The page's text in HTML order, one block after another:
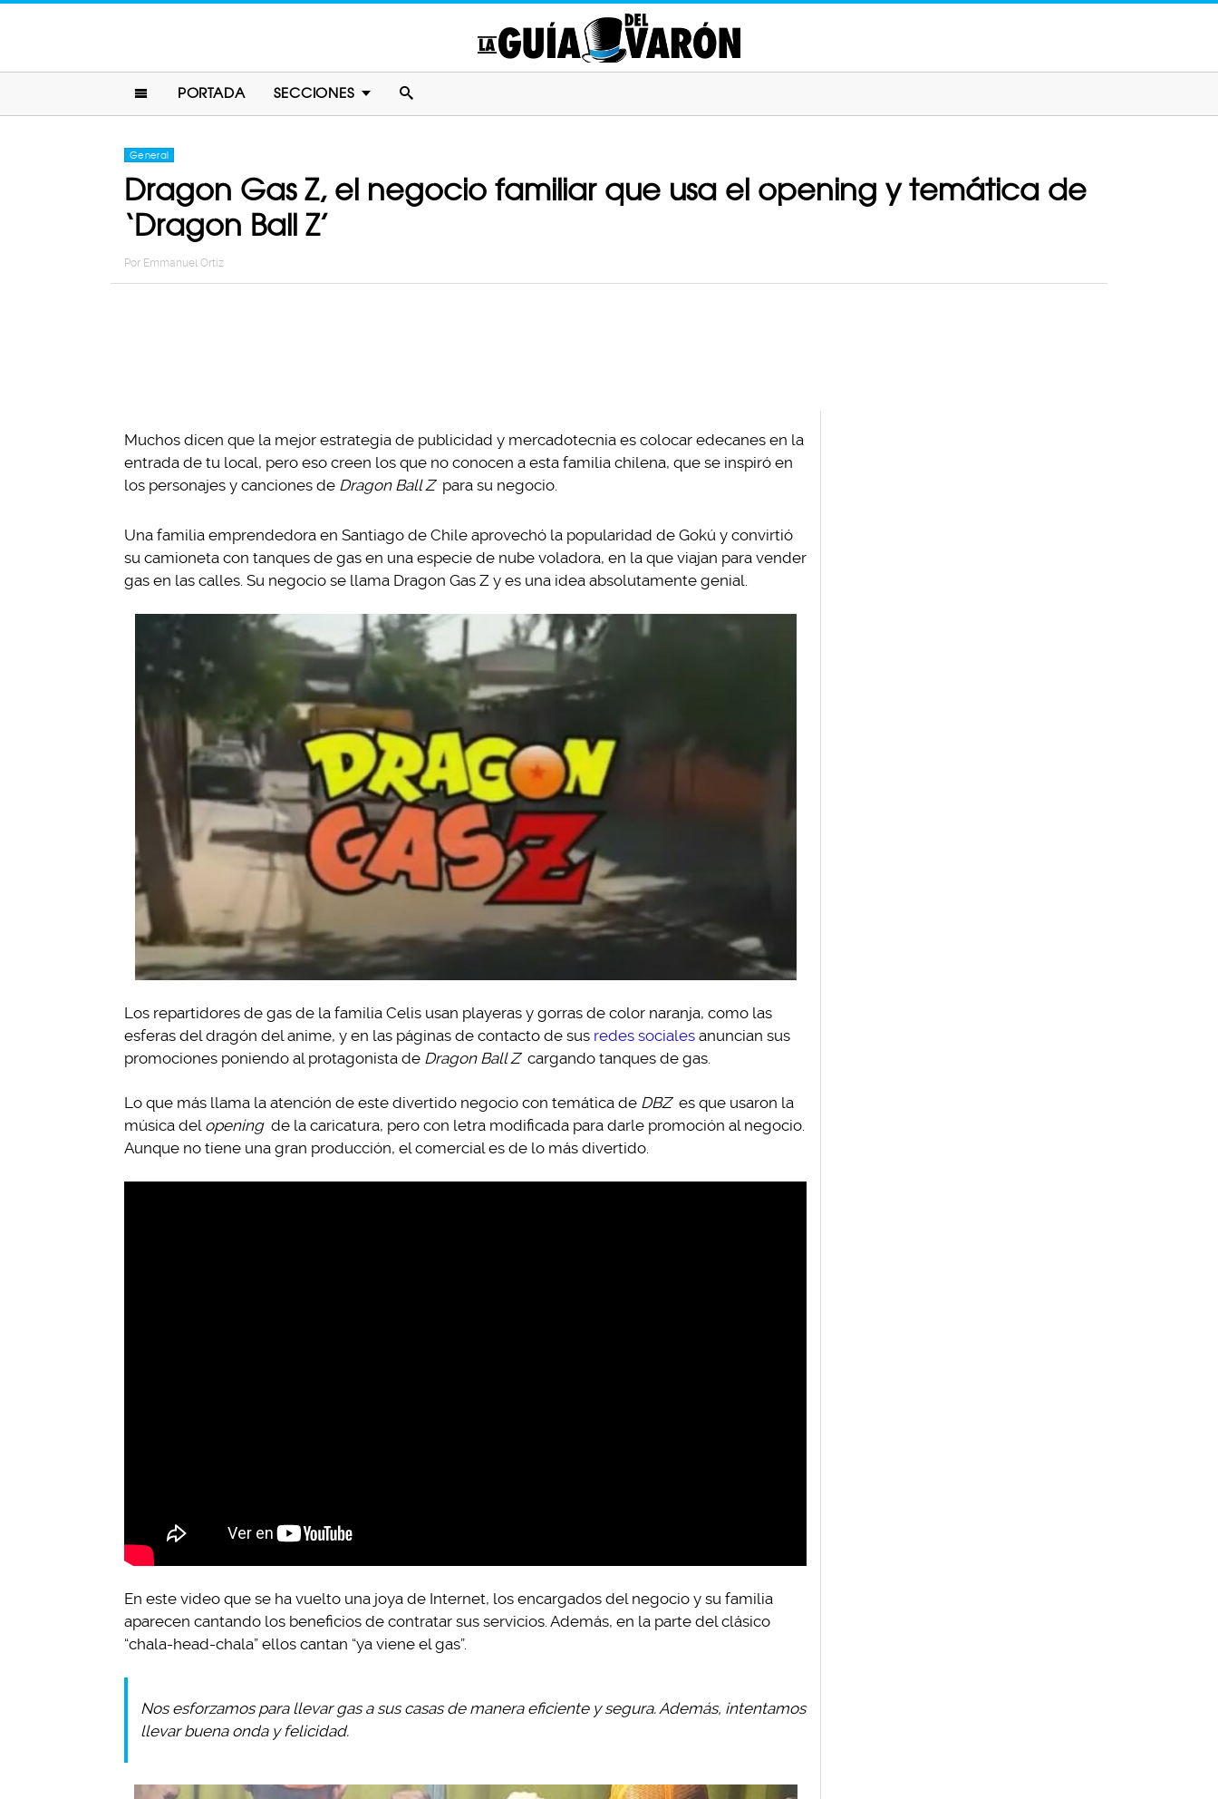
PORTADA SECCIONES
General
Dragon Gas Z, el negocio familiar que usa el opening y temática de
‘Dragon Ball Z’
Por Emmanuel Ortiz
Muchos dicen que la mejor estrategia de publicidad y mercadotecnia es colocar edecanes en la
entrada de tu local, pero eso creen los que no conocen a esta familia chilena, que se inspiró en
los personajes y canciones de Dragon Ball Z para su negocio.
Una familia emprendedora en Santiago de Chile aprovechó la popularidad de Gokú y convirtió
su camioneta con tanques de gas en una especie de nube voladora, en la que viajan para vender
gas en las calles. Su negocio se llama Dragon Gas Z y es una idea absolutamente genial.
Los repartidores de gas de la familia Celis usan playeras y gorras de color naranja, como las
esferas del dragón del anime, y en las páginas de contacto de sus redes sociales anuncian sus
promociones poniendo al protagonista de Dragon Ball Z cargando tanques de gas.
Lo que más llama la atención de este divertido negocio con temática de DBZ es que usaron la
música del opening de la caricatura, pero con letra modificada para darle promoción al negocio.
Aunque no tiene una gran producción, el comercial es de lo más divertido.
En este video que se ha vuelto una joya de Internet, los encargados del negocio y su familia
aparecen cantando los beneficios de contratar sus servicios. Además, en la parte del clásico
“chala-head-chala” ellos cantan “ya viene el gas”.
Nos esforzamos para llevar gas a sus casas de manera eficiente y segura. Además, intentamos
llevar buena onda y felicidad.